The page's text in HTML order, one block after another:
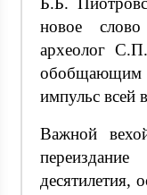
новое
археолог
импульс всей
Важной
десятилетия,